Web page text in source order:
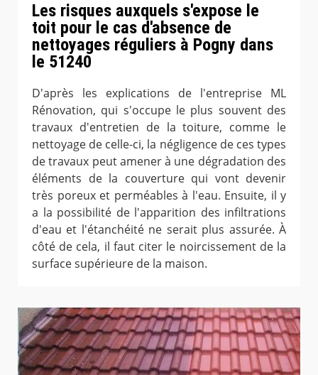
Les risques auxquels s'expose le
toit pour le cas d'absence de
nettoyages réguliers à Pogny dans
le 51240
D'après les explications de l'entreprise ML
Rénovation, qui s'occupe le plus souvent des
travaux d'entretien de la toiture, comme le
nettoyage de celle-ci, la négligence de ces types
de travaux peut amener à une dégradation des
éléments de la couverture qui vont devenir
très poreux et perméables à l'eau. Ensuite, il y
a la possibilité de l'apparition des infiltrations
d'eau et l'étanchéité ne serait plus assurée. À
côté de cela, il faut citer le noircissement de la
surface supérieure de la maison.